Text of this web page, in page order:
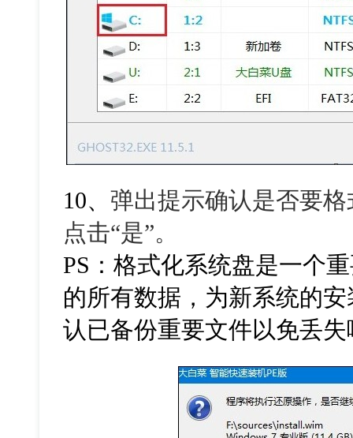
10、弹出提示确认是否要
点击“是”。
PS：格式化系统盘是一个
的所有数据，为新系统的
认已备份重要文件以免丢失